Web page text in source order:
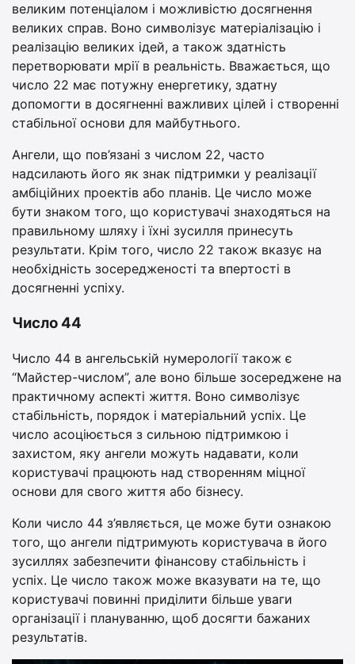
великим потенціалом і можливістю досягнення
великих справ. Воно символізує матеріалізацію і
реалізацію великих ідей, а також здатність
перетворювати мрії в реальність. Вважається, що
число 22 має потужну енергетику, здатну
допомогти в досягненні важливих цілей і створенні
стабільної основи для майбутнього.
Ангели, що пов’язані з числом 22, часто
надсилають його як знак підтримки у реалізації
амбіційних проектів або планів. Це число може
бути знаком того, що користувачі знаходяться на
правильному шляху і їхні зусилля принесуть
результати. Крім того, число 22 також вказує на
необхідність зосередженості та впертості в
досягненні успіху.
Число 44
Число 44 в ангельській нумерології також є
“Майстер-числом”, але воно більше зосереджене на
практичному аспекті життя. Воно символізує
стабільність, порядок і матеріальний успіх. Це
число асоціюється з сильною підтримкою і
захистом, яку ангели можуть надавати, коли
користувачі працюють над створенням міцної
основи для свого життя або бізнесу.
Коли число 44 з’являється, це може бути ознакою
того, що ангели підтримують користувача в його
зусиллях забезпечити фінансову стабільність і
успіх. Це число також може вказувати на те, що
користувачі повинні приділити більше уваги
організації і плануванню, щоб досягти бажаних
результатів.